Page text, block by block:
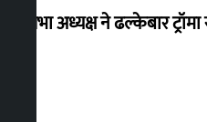
विधानसभा अध्यक्ष ने ढल्केबार